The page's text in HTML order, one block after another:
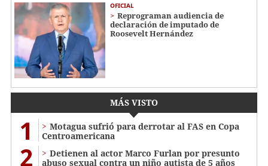
OFICIAL
Reprograman audiencia de
declaración de imputado de
Roosevelt Hernández
MÁS VISTO
1
Motagua sufrió para derrotar al FAS en Copa
Centroamericana
2
Detienen al actor Marco Furlan por presunto
abuso sexual contra un niño autista de 5 años